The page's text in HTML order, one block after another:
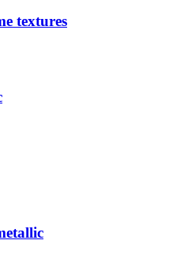
textures